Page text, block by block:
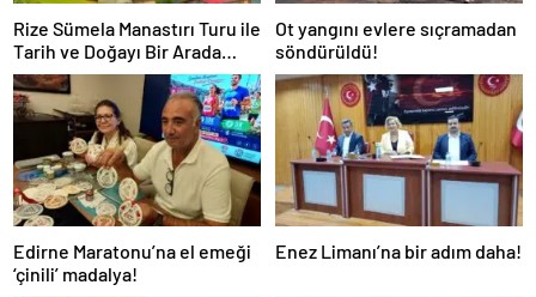
Rize Sümela Manastırı Turu ile
Tarih ve Doğayı Bir Arada
Keşfedin
Ot yangını evlere sıçramadan
söndürüldü!
Edirne Maratonu’na el emeği
‘çinili’ madalya!
Enez Limanı’na bir adım daha!